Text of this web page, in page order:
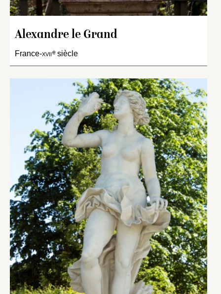
Alexandre le Grand
France-xviie siècle